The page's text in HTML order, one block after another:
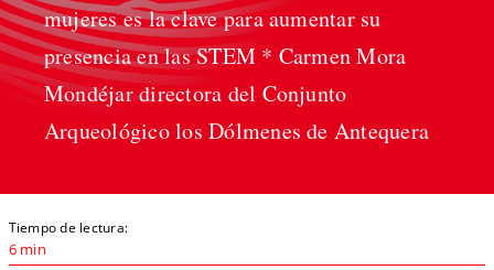
mujeres es la clave para aumentar su
presencia en las STEM * Carmen Mora
Mondéjar directora del Conjunto
Arqueológico los Dólmenes de Antequera
Tiempo de lectura:
6 min